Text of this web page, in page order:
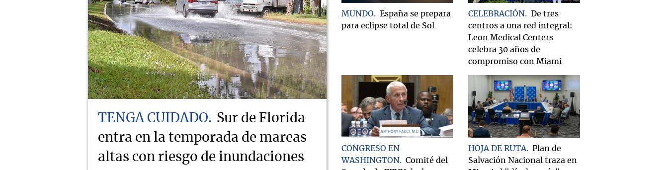
TENGA CUIDADO
Sur de Florida
entra en la temporada de mareas
altas con riesgo de inundaciones
MUNDO
España se prepara
para eclipse total de Sol
CELEBRACIÓN
De tres
centros a una red integral:
Leon Medical Centers
celebra 30 años de
compromiso con Miami
CONGRESO EN
WASHINGTON
Comité del
HOJA DE RUTA
Plan de
Salvación Nacional traza en